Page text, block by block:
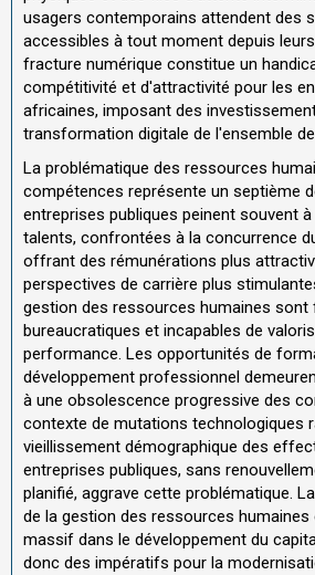
usagers contemporains attendent des
accessibles à tout moment depuis
fracture numérique constitue un
compétitivité et d'attractivité pour les
africaines, imposant des
transformation digitale de l'ensemble
La problématique des ressources
compétences représente un septième
entreprises publiques peinent souvent
talents, confrontées à la concurrence
offrant des rémunérations plus
perspectives de carrière plus
gestion des ressources humaines sont
bureaucratiques et incapables de
performance. Les opportunités de
développement professionnel
à une obsolescence progressive des
contexte de mutations technologiques
vieillissement démographique des
entreprises publiques, sans
planifié, aggrave cette problématique.
de la gestion des ressources
massif dans le développement du
donc des impératifs pour la